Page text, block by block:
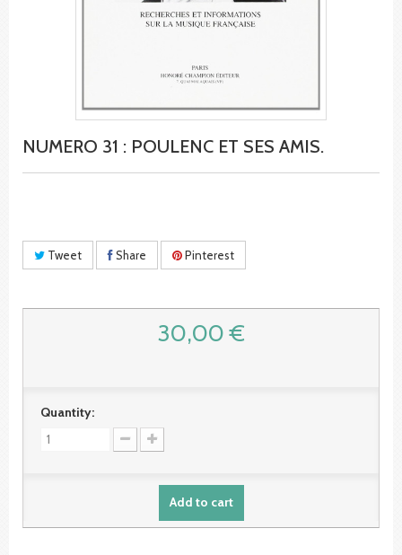
NUMERO 31 : POULENC ET SES AMIS.
Tweet Share Pinterest
30,00 €
Quantity:
Add to cart